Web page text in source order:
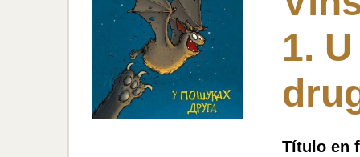
1.
Título en